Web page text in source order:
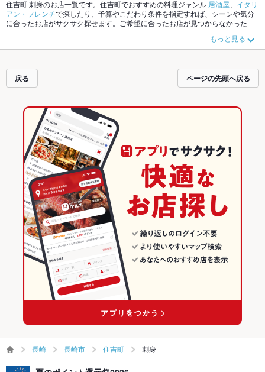
住吉町 刺身のお店一覧です。住吉町でおすすめの料理ジャンル 居酒屋
イタリ
アン・フレンチで探したり、予算やこだわり条件を指定すれば、シーンや気分
に合ったお店がサクサク探せます。ご希望に合ったお店が見つからなかった
ックしてみてください。ホットペッパーグルメなら、お得なクーポンはもちろ
ん、こだわりメニューからあげ、お茶漬け、馬刺しや季節のおすすめ料理な
ト予約が使えるお店も拡大中です。友達どうしの飲み会にも、会社の宴会に
も、デートやパーティーにもお得に便利にホットペッパーグルメをご利用くだ
さい。
もっと見る
戻る ページの先頭へ戻る
長崎 長崎市 住吉町 刺身